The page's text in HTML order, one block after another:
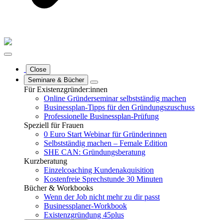
Close
Seminare & Bücher
Für Existenzgründer:innen
Online Gründerseminar selbstständig machen
Businessplan-Tipps für den Gründungszuschuss
Professionelle Businessplan-Prüfung
Speziell für Frauen
0 Euro Start Webinar für Gründerinnen
Selbstständig machen – Female Edition
SHE CAN: Gründungsberatung
Kurzberatung
Einzelcoaching Kundenakquisition
Kostenfreie Sprechstunde 30 Minuten
Bücher & Workbooks
Wenn der Job nicht mehr zu dir passt
Businessplaner-Workbook
Existenzgründung 45plus